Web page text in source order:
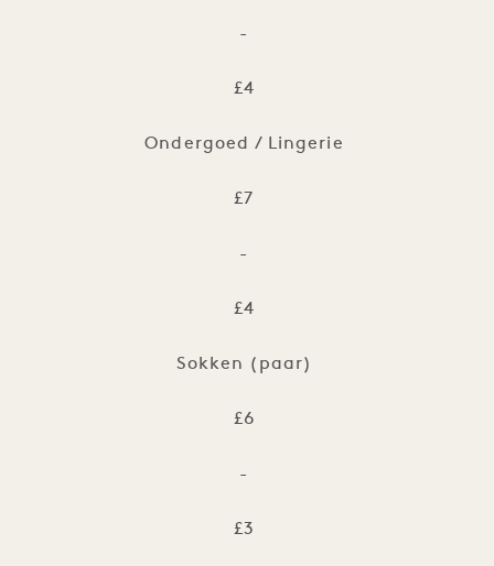
-
£4
Ondergoed / Lingerie
£7
-
£4
Sokken (paar)
£6
-
£3